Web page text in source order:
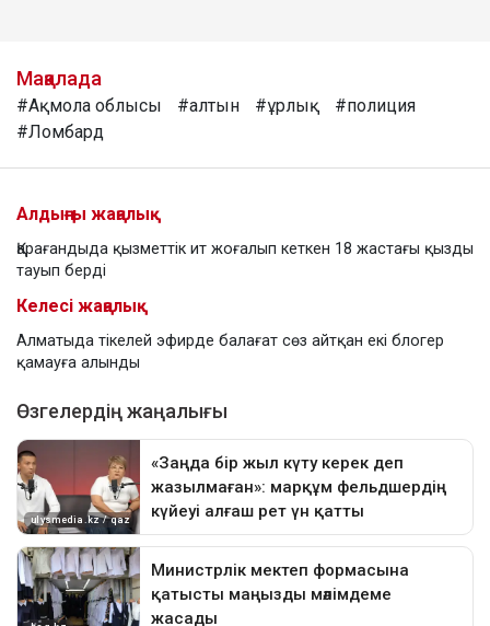
Мақалада
#Ақмола облысы #алтын #ұрлық
#полиция
#Ломбард
Алдыңғы жаңалық
Қарағандыда қызметтік ит жоғалып кеткен 18 жастағы қызды
тауып берді
Келесі жаңалық
Алматыда тікелей эфирде балағат сөз айтқан екі блогер
қамауға алынды